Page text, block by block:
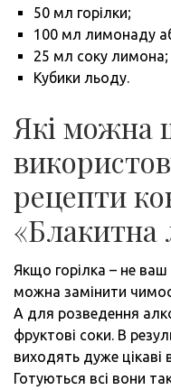
50 мл горілки;
100 мл лимонаду
25 мл соку лимона;
Кубики льоду.
Які можна
рецепти
«Блакитна
Якщо горілка – не ваш
можна замінити
А для розведення
фруктові соки. В
виходять дуже цікаві
Готуються всі вони